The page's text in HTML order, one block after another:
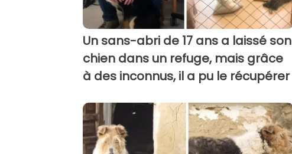
Un sans-abri de 17 ans a laissé son
chien dans un refuge, mais grâce
à des inconnus, il a pu le récupérer